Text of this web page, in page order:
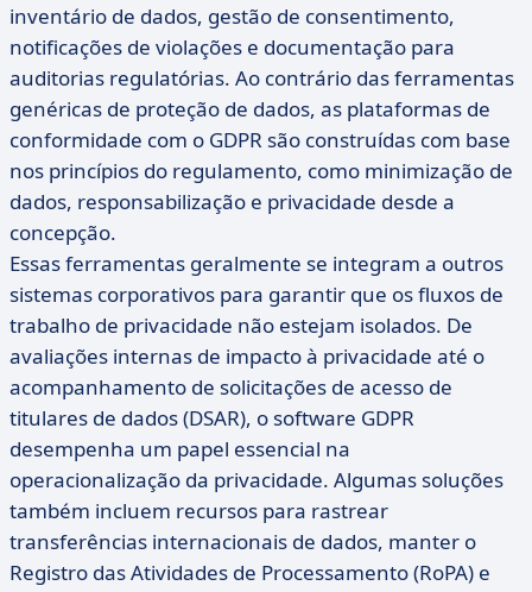
inventário de dados, gestão de consentimento,
notificações de violações e documentação para
auditorias regulatórias. Ao contrário das ferramentas
genéricas de proteção de dados, as plataformas de
conformidade com o GDPR são construídas com base
nos princípios do regulamento, como minimização de
dados, responsabilização e privacidade desde a
concepção.
Essas ferramentas geralmente se integram a outros
sistemas corporativos para garantir que os fluxos de
trabalho de privacidade não estejam isolados. De
avaliações internas de impacto à privacidade até o
acompanhamento de solicitações de acesso de
titulares de dados (DSAR), o software GDPR
desempenha um papel essencial na
operacionalização da privacidade. Algumas soluções
também incluem recursos para rastrear
transferências internacionais de dados, manter o
Registro das Atividades de Processamento (RoPA) e